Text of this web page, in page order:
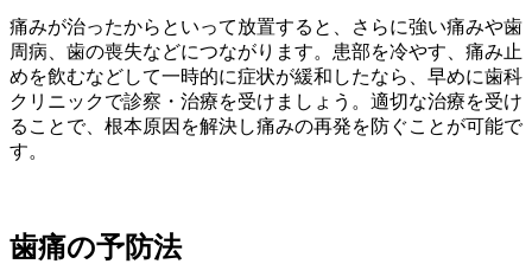
痛みが治ったからといって放置すると、さらに強い痛みや歯
周病、歯の喪失などにつながります。患部を冷やす、痛み止
めを飲むなどして一時的に症状が緩和したなら、早めに歯科
クリニックで診察・治療を受けましょう。適切な治療を受け
ることで、根本原因を解決し痛みの再発を防ぐことが可能で
す。
歯痛の予防法